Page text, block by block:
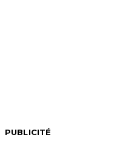
PUBLICITÉ